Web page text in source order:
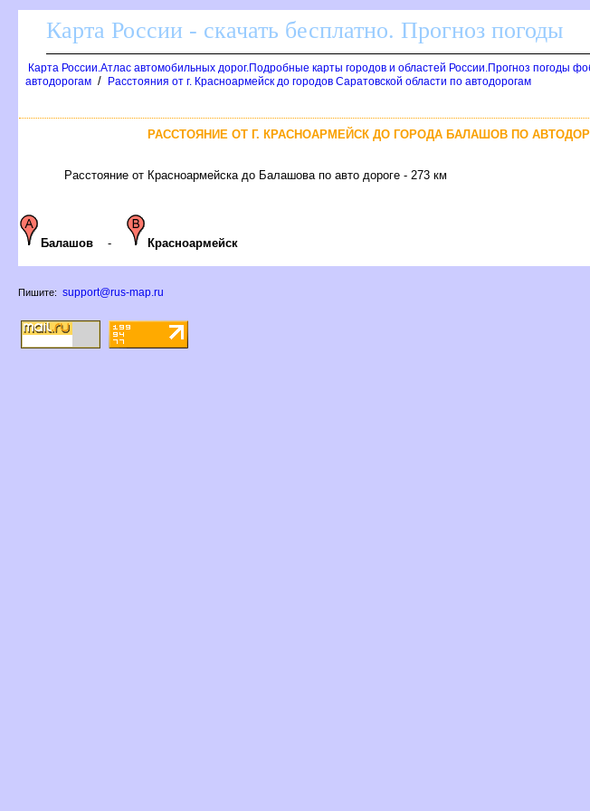
Карта России - скачать бесплатно. Прогноз погоды
Карта России.Атлас автомобильных дорог.Подробные карты городов и областей России.Прогноз погоды
автодорогам / Расстояния от г. Красноармейск до городов Саратовской области по автодорогам
РАССТОЯНИЕ ОТ Г. КРАСНОАРМЕЙСК ДО ГОРОДА БАЛАШОВ ПО
Расстояние от Красноармейска до Балашова по авто дороге - 273 км
Балашов - Красноармейск
Пишите: support@rus-map.ru